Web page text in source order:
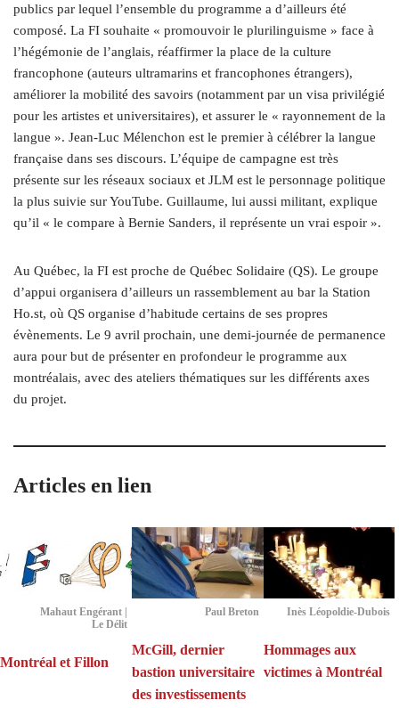
publics par lequel l’ensemble du programme a d’ailleurs été
composé. La FI souhaite « promouvoir le plurilinguisme » face à
l’hégémonie de l’anglais, réaffirmer la place de la culture
francophone (auteurs ultramarins et francophones étrangers),
améliorer la mobilité des savoirs (notamment par un visa privilégié
pour les artistes et universitaires), et assurer le « rayonnement de la
langue ». Jean-Luc Mélenchon est le premier à célébrer la langue
française dans ses discours. L’équipe de campagne est très
présente sur les réseaux sociaux et JLM est le personnage politique
la plus suivie sur YouTube. Guillaume, lui aussi militant, explique
qu’il « le compare à Bernie Sanders, il représente un vrai espoir ».
Au Québec, la FI est proche de Québec Solidaire (QS). Le groupe
d’appui organisera d’ailleurs un rassemblement au bar la Station
Ho​.st, où QS organise d’habitude certains de ses propres
évènements. Le 9 avril prochain, une demi-journée de permanence
aura pour but de présenter en profondeur le programme aux
montréalais, avec des ateliers thématiques sur les différents axes
du projet.
Articles en lien
Mahaut Engérant |
Le Délit
Montréal et Fillon
Paul Breton
McGill, dernier
bastion universitaire
des investissements
Inès Léopoldie-Dubois
Hommages aux
victimes à Montréal